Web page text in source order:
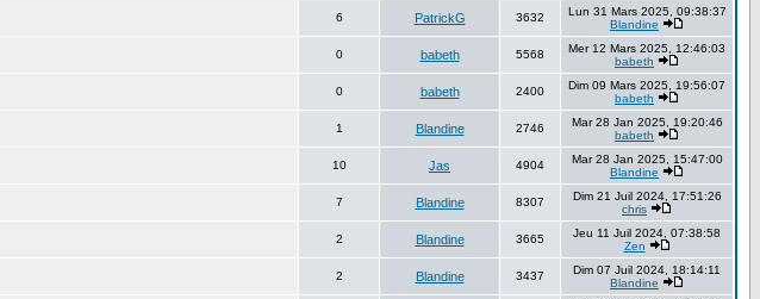
6 PatrickG 3632
Lun 31 Mars 2025, 09:38:37
Blandine
0 babeth 5568
Mer 12 Mars 2025, 12:46:03
babeth
0 babeth 2400
Dim 09 Mars 2025, 19:56:07
babeth
1 Blandine 2746
Mar 28 Jan 2025, 19:20:46
babeth
10 Jas 4904
Mar 28 Jan 2025, 15:47:00
Blandine
7 Blandine 8307
Dim 21 Juil 2024, 17:51:26
chris
2 Blandine 3665
Jeu 11 Juil 2024, 07:38:58
Zen
2 Blandine 3437
Dim 07 Juil 2024, 18:14:11
Blandine